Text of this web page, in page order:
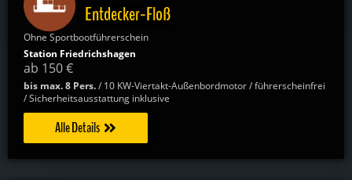
Entdecker-Floß
Ohne Sportbootführerschein
Station Friedrichshagen
ab 150 €
bis max. 8 Pers./ 10 KW-Viertakt-Außenbordmotor / führerscheinfrei
/ Sicherheitsausstattung inklusive
Alle Details